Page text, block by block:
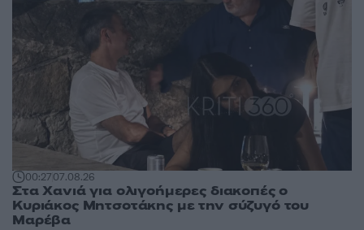
00:2707.08.26
Στα Χανιά για ολιγοήμερες διακοπές ο
Κυριάκος Μητσοτάκης με την σύζυγό του
Μαρέβα